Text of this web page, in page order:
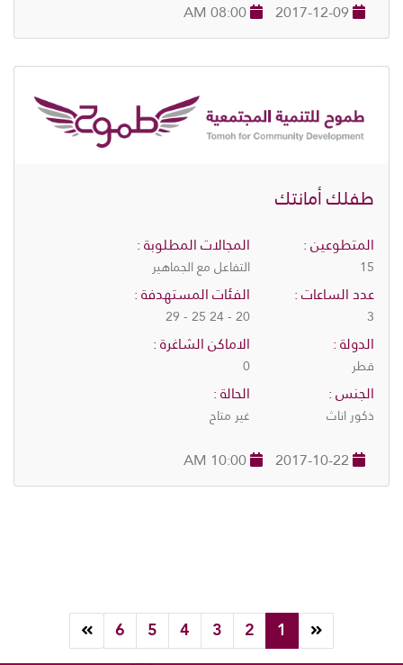
طفلك أمانتك
المتطوعين :
15
عدد الساعات :
3
الدولة :
قطر
الجنس :
ذكور اناث
المجالات المطلوبة :
التفاعل مع الجماهير
الفئات المستهدفة :
20 - 24 25 - 29
الاماكن الشاغرة :
0
الحالة :
غير متاح
1
2
3
4
5
6